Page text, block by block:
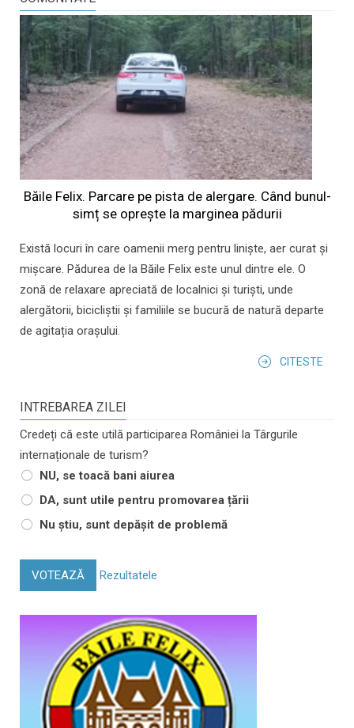
Băile Felix. Parcare pe pista de alergare. Când bunul-
simț se oprește la marginea pădurii
Există locuri în care oamenii merg pentru liniște, aer curat și
mișcare. Pădurea de la Băile Felix este unul dintre ele. O
zonă de relaxare apreciată de localnici și turiști, unde
alergătorii, bicicliștii și familiile se bucură de natură departe
de agitația orașului.
CITESTE
INTREBAREA ZILEI
Credeți că este utilă participarea României la Târgurile
internaționale de turism?
NU, se toacă bani aiurea
DA, sunt utile pentru promovarea țării
Nu știu, sunt depășit de problemă
VOTEAZĂ Rezultatele